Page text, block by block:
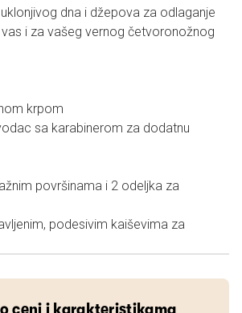
dna i džepova za odlaganje
i za vašeg vernog četvoronožnog
krpom
sa karabinerom za dodatnu
površinama i 2 odeljka za
podesivim kaiševima za
ceni i karakteristikama